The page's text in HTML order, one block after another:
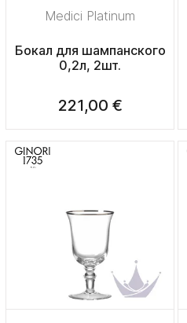
Medici Platinum
Бокал для шампанского
0,2л, 2шт.
221,00 €